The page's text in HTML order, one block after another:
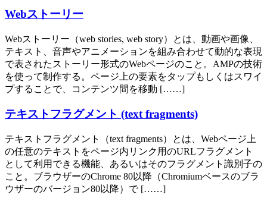
Webストーリー
Webストーリー（web stories, web story）とは、動画や画像、
テキスト、音声やアニメーションを組み合わせて動的な表現
で表されたストーリー形式のWebページのこと。AMPの技術
を使って制作する。ページ上の要素をタップもしくはスワイ
プすることで、コンテンツ間を移動 [……]
テキストフラグメント (text fragments)
テキストフラグメント（text fragments）とは、Webページ上
の任意のテキストをページ内リンク用のURLフラグメント
として利用できる機能、あるいはそのフラグメント識別子の
こと。ブラウザーのChrome 80以降（Chromiumベースのブラ
ウザーのバージョン80以降）で [……]